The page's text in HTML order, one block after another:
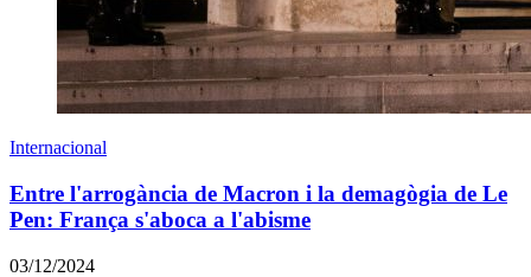
Internacional
Entre l'arrogància de Macron i la demagògia de Le
Pen: França s'aboca a l'abisme
03/12/2024